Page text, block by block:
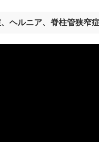
ヘルニア、脊柱管狭窄